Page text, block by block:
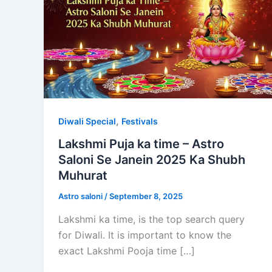
Diwali Special, Festivals
Lakshmi Puja ka time – Astro
Saloni Se Janein 2025 Ka Shubh
Muhurat
Astro saloni/September 8, 2025
Lakshmi ka time, is the top search query
for Diwali. It is important to know the
exact Lakshmi Pooja time […]